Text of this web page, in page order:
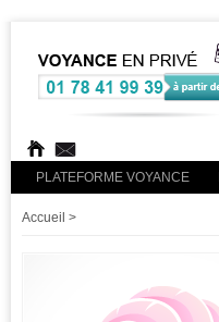
PLATEFORME VOYANCE
Accueil >